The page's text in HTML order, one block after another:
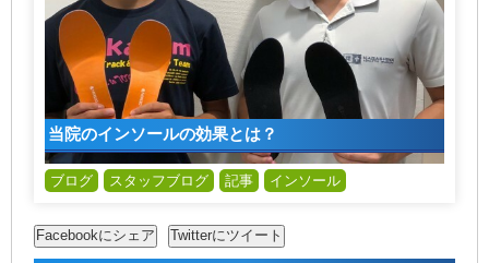
当院のインソールの効果とは？
ブログ スタッフブログ 記事 インソール